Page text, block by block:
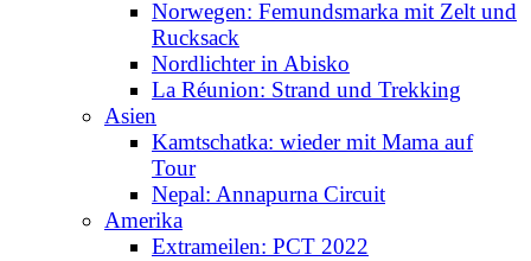
Norwegen: Femundsmarka mit Zelt und
Rucksack
Nordlichter in Abisko
La Réunion: Strand und Trekking
Asien
Kamtschatka: wieder mit Mama auf
Tour
Nepal: Annapurna Circuit
Amerika
Extrameilen: PCT 2022